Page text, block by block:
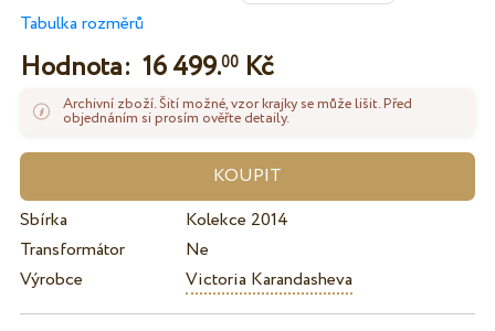
Tabulka rozměrů
Hodnota: 16 499.00Kč
Archivní zboží. Šití možné, vzor krajky se může lišit. Před
objednáním si prosím ověřte detaily.
Sbírka
Kolekce 2014
Transformátor
Ne
Výrobce
Victoria Karandasheva